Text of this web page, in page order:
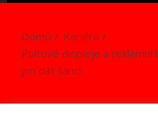
Domů
Kariéra
Pultové displeje a
jim dát šanci